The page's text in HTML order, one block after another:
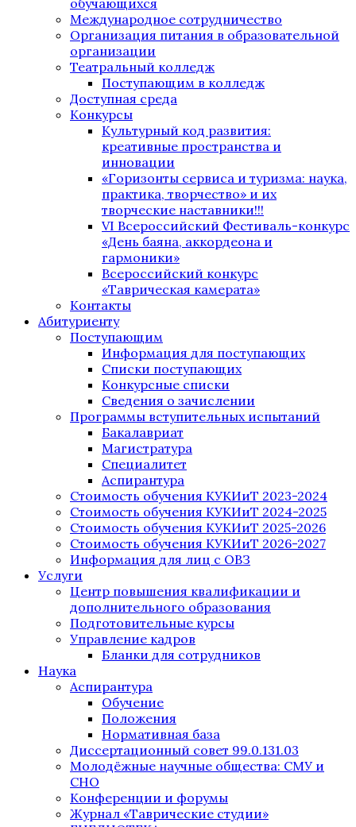
обучающихся
Международное сотрудничество
Организация питания в образовательной
организации
Театральный колледж
Поступающим в колледж
Доступная среда
Конкурсы
Культурный код развития:
креативные пространства и
инновации
«Горизонты сервиса и туризма: наука,
практика, творчество» и их
творческие наставники!!!
VI Всероссийский Фестиваль-конкурс
«День баяна, аккордеона и
гармоники»
Всероссийский конкурс
«Таврическая камерата»
Контакты
Абитуриенту
Поступающим
Информация для поступающих
Списки поступающих
Конкурсные списки
Сведения о зачислении
Программы вступительных испытаний
Бакалавриат
Магистратура
Специалитет
Аспирантура
Стоимость обучения КУКИиТ 2023-2024
Стоимость обучения КУКИиТ 2024-2025
Стоимость обучения КУКИиТ 2025-2026
Стоимость обучения КУКИиТ 2026-2027
Информация для лиц с ОВЗ
Услуги
Центр повышения квалификации и
дополнительного образования
Подготовительные курсы
Управление кадров
Бланки для сотрудников
Наука
Аспирантура
Обучение
Положения
Нормативная база
Диссертационный совет 99.0.131.03
Молодёжные научные общества: СМУ и
СНО
Конференции и форумы
Журнал «Таврические студии»